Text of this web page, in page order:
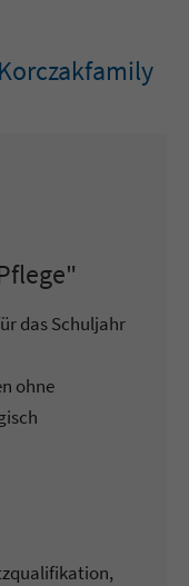
das Schuljahr
ohne